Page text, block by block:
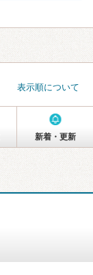
表示順について
新着・更新